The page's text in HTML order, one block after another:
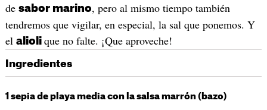
de sabor marino, pero al mismo tiempo también
tendremos que vigilar, en especial, la sal que ponemos. Y
el alioli que no falte. ¡Que aproveche!
Ingredientes
1 sepia de playa media con la salsa marrón (bazo)